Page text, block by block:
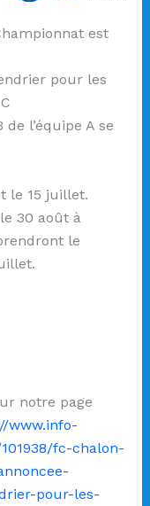
est
pour les
l’équipe A se
le 15 juillet.
30 août à
le
notre page
www.info-
fc-chalon-
pour-les-